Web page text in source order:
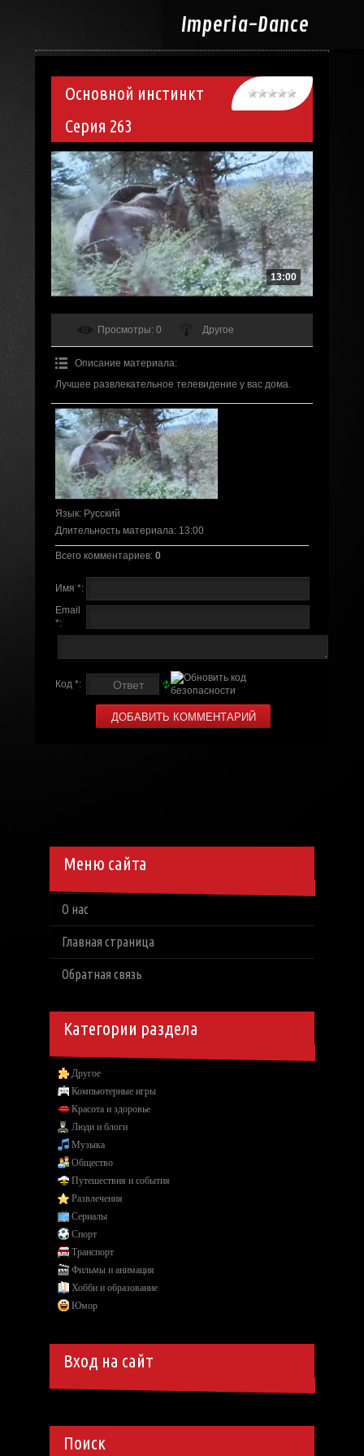
Imperia-Dance
Основной инстинкт
Серия 263
13:00
Просмотры: 0 Другое
Описание материала:
Лучшее развлекательное телевидение у вас дома.
Язык: Русский
Длительность материала: 13:00
Всего комментариев: 0
Имя *:
Email
*:
Код *:
Меню сайта
О нас
Главная страница
Обратная связь
Категории раздела
Другое
Компьютерные игры
Красота и здоровье
Люди и блоги
Музыка
Общество
Путешествия и события
Развлечения
Сериалы
Спорт
Транспорт
Фильмы и анимация
Хобби и образование
Юмор
Вход на сайт
Поиск